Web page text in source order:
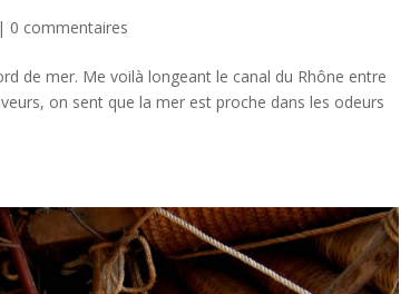
| 0 commentaires
de mer. Me voilà longeant le canal du Rhône entre
on sent que la mer est proche dans les odeurs